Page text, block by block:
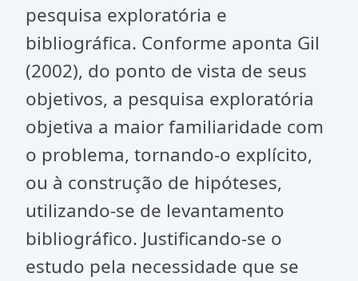
pesquisa exploratória e
bibliográfica. Conforme aponta Gil
(2002), do ponto de vista de seus
objetivos, a pesquisa exploratória
objetiva a maior familiaridade com
o problema, tornando-o explícito,
ou à construção de hipóteses,
utilizando-se de levantamento
bibliográfico. Justificando-se o
estudo pela necessidade que se